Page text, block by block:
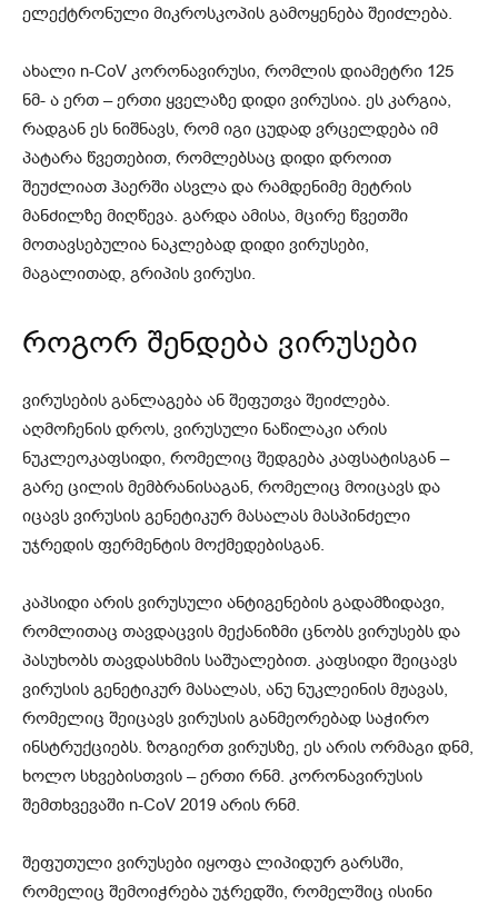
ელექტრონული მიკროსკოპის გამოყენება შეიძლება.
ახალი n-CoV კორონავირუსი, რომლის დიამეტრი 125
ნმ- ა ერთ – ერთი ყველაზე დიდი ვირუსია. ეს კარგია,
რადგან ეს ნიშნავს, რომ იგი ცუდად ვრცელდება იმ
პატარა წვეთებით, რომლებსაც დიდი დროით
შეუძლიათ ჰაერში ასვლა და რამდენიმე მეტრის
მანძილზე მიღწევა. გარდა ამისა, მცირე წვეთში
მოთავსებულია ნაკლებად დიდი ვირუსები,
მაგალითად, გრიპის ვირუსი.
როგორ შენდება ვირუსები
ვირუსების განლაგება ან შეფუთვა შეიძლება.
აღმოჩენის დროს, ვირუსული ნაწილაკი არის
ნუკლეოკაფსიდი, რომელიც შედგება კაფსატისგან –
გარე ცილის მემბრანისაგან, რომელიც მოიცავს და
იცავს ვირუსის გენეტიკურ მასალას მასპინძელი
უჯრედის ფერმენტის მოქმედებისგან.
კაპსიდი არის ვირუსული ანტიგენების გადამზიდავი,
რომლითაც თავდაცვის მექანიზმი ცნობს ვირუსებს და
პასუხობს თავდასხმის საშუალებით. კაფსიდი შეიცავს
ვირუსის გენეტიკურ მასალას, ანუ ნუკლეინის მჟავას,
რომელიც შეიცავს ვირუსის განმეორებად საჭირო
ინსტრუქციებს. ზოგიერთ ვირუსზე, ეს არის ორმაგი დნმ,
ხოლო სხვებისთვის – ერთი რნმ. კორონავირუსის
შემთხვევაში n-CoV 2019 არის რნმ.
შეფუთული ვირუსები იყოფა ლიპიდურ გარსში,
რომელიც შემოიჭრება უჯრედში, რომელშიც ისინი